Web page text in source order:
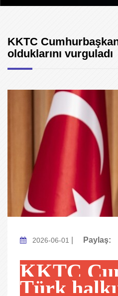
KKTC
olduklarını vurguladı
2026-06-01 Paylaş:
KKTC
Türk